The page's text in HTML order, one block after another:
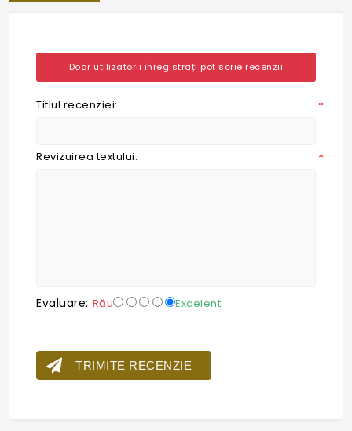
Doar utilizatorii înregistrați pot scrie recenzii
Titlul recenziei: *
Revizuirea textului: *
Evaluare: Rău Excelent
TRIMITE RECENZIE